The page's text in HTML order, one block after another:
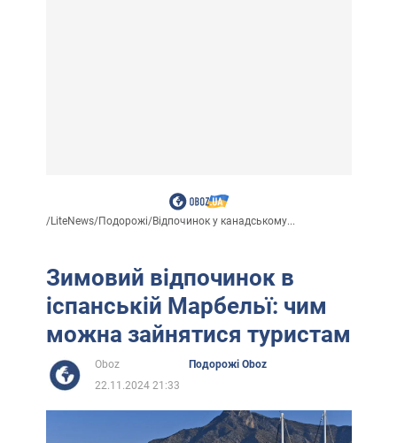
/LiteNews/Подорожі/Відпочинок у канадському...
Зимовий відпочинок в
іспанській Марбельї: чим
можна зайнятися туристам
Oboz
Подорожі Oboz
22.11.2024 21:33